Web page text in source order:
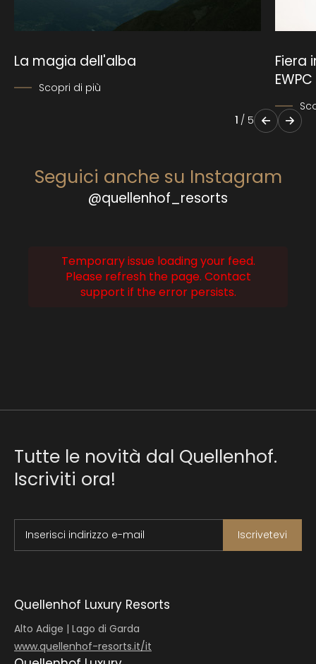
La magia dell'alba
Scopri di più
Fiera
1 / 5
Seguici anche su Instagram
@quellenhof_resorts
Temporary issue loading your feed.
Please refresh the page. Contact
support if the error persists.
Tutte le novità dal Quellenhof.
Iscriviti ora!
Inserisci indirizzo e-mail Iscrivetevi
Quellenhof Luxury Resorts
Alto Adige | Lago di Garda
www.quellenhof-resorts.it/it